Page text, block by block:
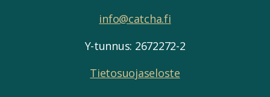
info@catcha.fi
Y-tunnus: 2672272-2
Tietosuojaseloste